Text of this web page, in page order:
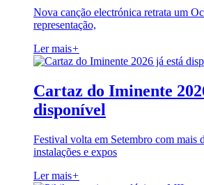
Nova canção electrónica retrata um
representação,
Ler mais+
Cartaz do Iminente
disponível
Festival volta em Setembro com mais
instalações e expos
Ler mais+